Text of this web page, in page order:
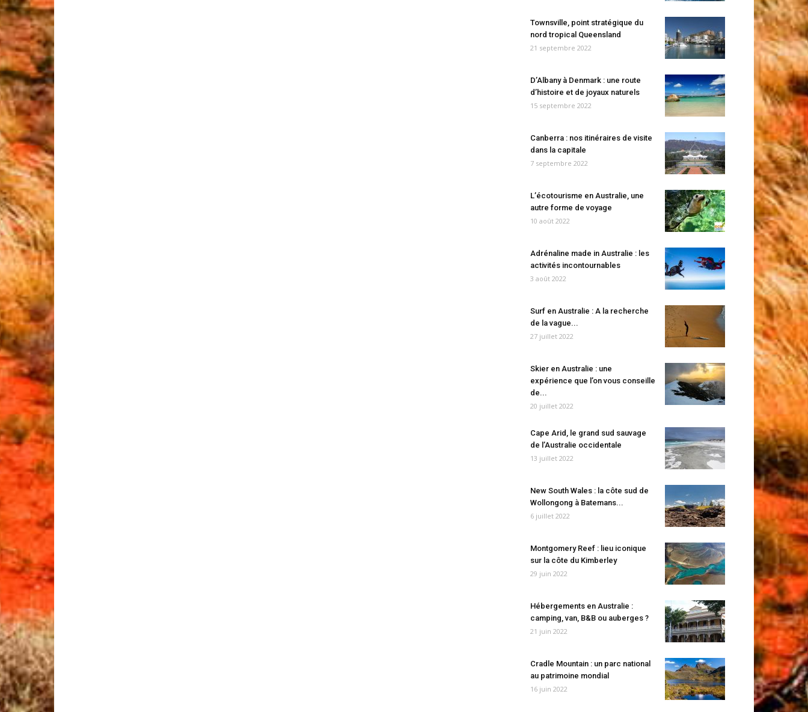
Townsville, point stratégique du
nord tropical Queensland
21 septembre 2022
D’Albany à Denmark : une route
d’histoire et de joyaux naturels
15 septembre 2022
Canberra : nos itinéraires de visite
dans la capitale
7 septembre 2022
L’écotourisme en Australie, une
autre forme de voyage
10 août 2022
Adrénaline made in Australie : les
activités incontournables
3 août 2022
Surf en Australie : A la recherche
de la vague...
27 juillet 2022
Skier en Australie : une
expérience que l’on vous conseille
de...
20 juillet 2022
Cape Arid, le grand sud sauvage
de l’Australie occidentale
13 juillet 2022
New South Wales : la côte sud de
Wollongong à Batemans...
6 juillet 2022
Montgomery Reef : lieu iconique
sur la côte du Kimberley
29 juin 2022
Hébergements en Australie :
camping, van, B&B ou auberges ?
21 juin 2022
Cradle Mountain : un parc national
au patrimoine mondial
16 juin 2022